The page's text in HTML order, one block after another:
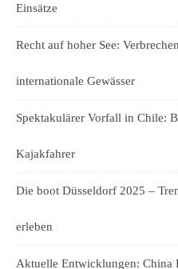
Einsätze
Recht auf hoher See:
internationale Gewässer
Spektakulärer Vorfall in Chile:
Kajakfahrer
Die boot Düsseldorf 2025 –
erleben
Aktuelle Entwicklungen: China